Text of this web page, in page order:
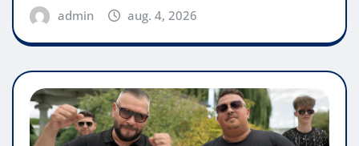
admin aug. 4, 2026